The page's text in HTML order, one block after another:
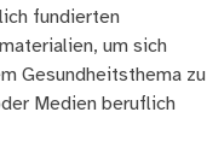
fundierten
um sich
Gesundheitsthema zu
Medien beruflich